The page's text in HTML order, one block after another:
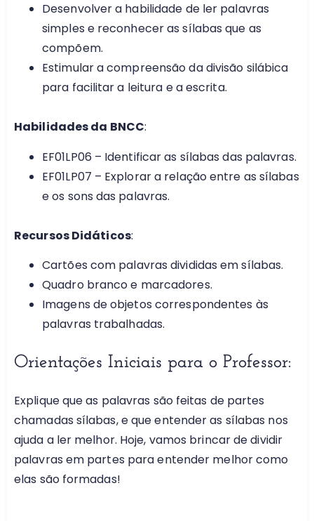
Desenvolver a habilidade de ler palavras
simples e reconhecer as sílabas que as
compõem.
Estimular a compreensão da divisão silábica
para facilitar a leitura e a escrita.
Habilidades da BNCC:
EF01LP06 – Identificar as sílabas das palavras.
EF01LP07 – Explorar a relação entre as sílabas
e os sons das palavras.
Recursos Didáticos:
Cartões com palavras divididas em sílabas.
Quadro branco e marcadores.
Imagens de objetos correspondentes às
palavras trabalhadas.
Orientações Iniciais para o Professor:
Explique que as palavras são feitas de partes
chamadas sílabas, e que entender as sílabas nos
ajuda a ler melhor. Hoje, vamos brincar de dividir
palavras em partes para entender melhor como
elas são formadas!